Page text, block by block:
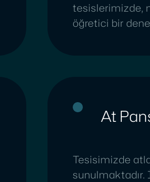
tesislerimizde,
öğretici bir
At
Tesisimizde